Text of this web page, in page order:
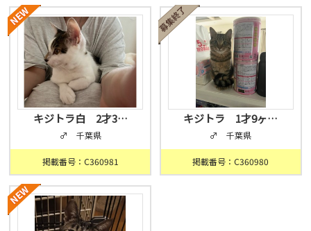
キジトラ白 2才3…
♂ 千葉県
掲載番号：C360981
キジトラ 1才9ヶ…
♂ 千葉県
掲載番号：C360980